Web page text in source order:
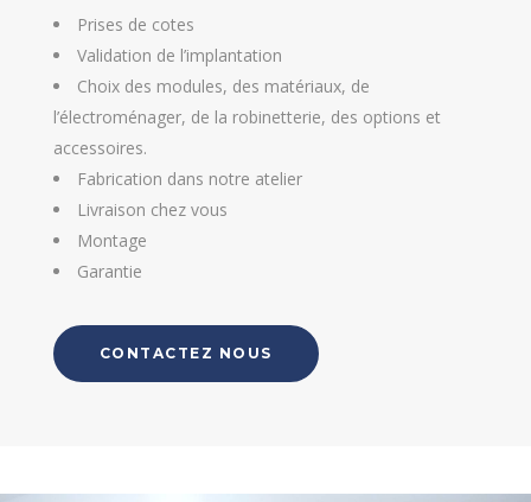
Prises de cotes
Validation de l’implantation
Choix des modules, des matériaux, de
l’électroménager, de la robinetterie, des options et
accessoires.
Fabrication dans notre atelier
Livraison chez vous
Montage
Garantie
CONTACTEZ NOUS